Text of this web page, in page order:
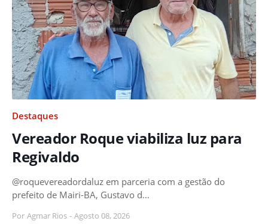
Destaques
Vereador Roque viabiliza luz para
Regivaldo
@roquevereadordaluz em parceria com a gestão do
prefeito de Mairi-BA, Gustavo d…
Por Agmar Rios - Agosto 08, 2026